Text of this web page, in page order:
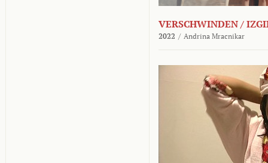
VERSCHWINDEN /
2022 / Andrina Mracnikar